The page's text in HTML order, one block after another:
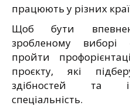
працюють у різних
Щоб бути
зробленому
пройти
проєкту, які
здібностей та
спеціальність.